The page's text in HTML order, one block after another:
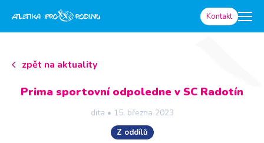
Kontakt
zpět na aktuality
Prima sportovní odpoledne v SC Radotín
dita • 15. března 2023
Z oddílů